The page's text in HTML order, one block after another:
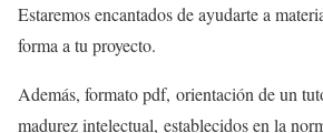
Estaremos encantados de ayudarte a
forma a tu proyecto.
Además, formato pdf, orientación de un
madurez intelectual, establecidos en la